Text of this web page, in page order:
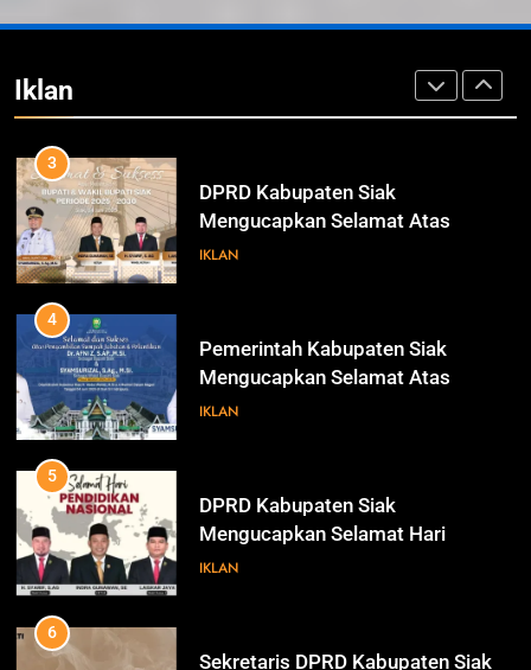
Iklan
Pemerintah Kabupaten Siak
Mengucapkan Tahniah Hari Jadi
3
DPRD Kabupaten Siak
Mengucapkan Selamat Atas
Pengambilan Sumpah Jabatan
IKLAN
4
Pemerintah Kabupaten Siak
Mengucapkan Selamat Atas
Pengambilan Sumpah Jabatan
IKLAN
5
DPRD Kabupaten Siak
Mengucapkan Selamat Hari
Pendidikan Nasional
IKLAN
6
Sekretaris DPRD Kabupaten Siak